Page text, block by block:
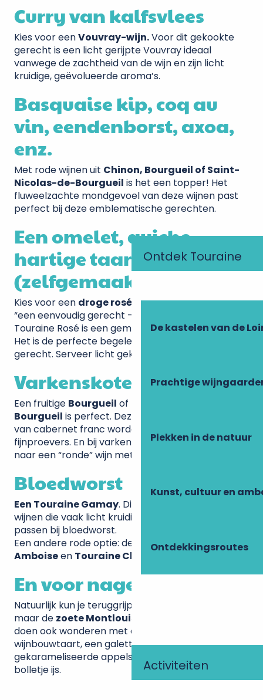
Ontdek Touraine
De kastelen van de
Prachtige
Plekken in de natuur
Kunst, cultuur en
Ontdekkingsroutes
Activiteiten
Curry van kalfsvlees
Kies voor eenVouvray-wijn.Voor dit gekookte
gerecht is een licht gerijpte Vouvray ideaal
vanwege de zachtheid van de wijn en zijn licht
kruidige, geëvolueerde aroma’s.
Basquaise kip, coq au
vin, eendenborst, axoa,
enz.
Met rode wijnen uit Chinon, Bourgueil of Saint-
Nicolas-de-Bourgueil is het een topper! Het
fluweelzachte mondgevoel van deze wijnen past
perfect bij deze emblematische gerechten.
Een omelet, quiche,
hartige taart of pizza
(zelfgemaakt!)
Kies voor een droge rosé uit Touraine. Nogmaals,
“een eenvoudig gerecht – een eenvoudige wijn”.
Touraine Rosé is een gemakkelijke, gezellige wijn.
Het is de perfecte begeleider van een eenvoudig
gerecht. Serveer licht gekoeld op 11°C.
Varkenskotelet
Een fruitige Bourgueil of
Bourgueil is perfect. Deze soepele wijnen op basis
van cabernet franc worden vaak gevinifieerd voor
fijnproevers. En bij varkensvlees moet je zoeken
naar een “ronde” wijn met veel malsheid.
Bloedworst
Een Touraine Gamay. Dit druivenras produceert
wijnen die vaak licht kruidig zijn, waardoor ze goed
passen bij bloedworst.
Een andere rode optie: de Côt uitTouraine
Amboiseen Touraine Chenonceaux
En voor nagerechten?
Natuurlijk kun je teruggrijpen naar fijne bubbels,
maar de zoete Montlouis- en Vouvray-wijnen
doen ook wonderen met een mooie
wijnbouwtaart, een galette des rois, of
gekarameliseerde appels met kaneel en een
bolletje ijs.